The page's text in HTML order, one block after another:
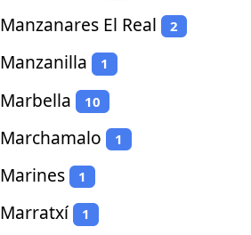
Manzanares El Real 2
Manzanilla 1
Marbella 10
Marchamalo 1
Marines 1
Marratxí 1